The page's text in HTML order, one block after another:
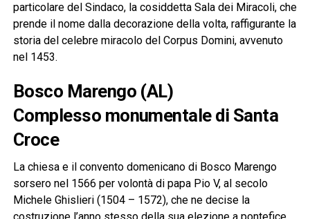
particolare del Sindaco, la cosiddetta Sala dei Miracoli, che
prende il nome dalla decorazione della volta, raffigurante la
storia del celebre miracolo del Corpus Domini, avvenuto
nel 1453.
Bosco Marengo (AL)
Complesso monumentale di Santa
Croce
La chiesa e il convento domenicano di Bosco Marengo
sorsero nel 1566 per volontà di papa Pio V, al secolo
Michele Ghislieri (1504 – 1572), che ne decise la